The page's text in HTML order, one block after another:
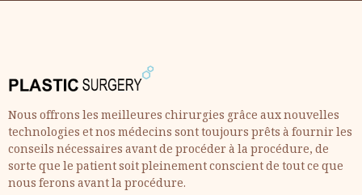
Nous offrons les meilleures chirurgies grâce aux nouvelles
technologies et nos médecins sont toujours prêts à fournir les
conseils nécessaires avant de procéder à la procédure, de
sorte que le patient soit pleinement conscient de tout ce que
nous ferons avant la procédure.